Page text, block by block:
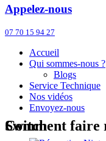
Appelez-nous
07 70 15 94 27
Accueil
Qui sommes-nous ?
Blogs
Service Technique
Nos vidéos
Envoyez-nous
Comment faire réparer ses Joystick Switch